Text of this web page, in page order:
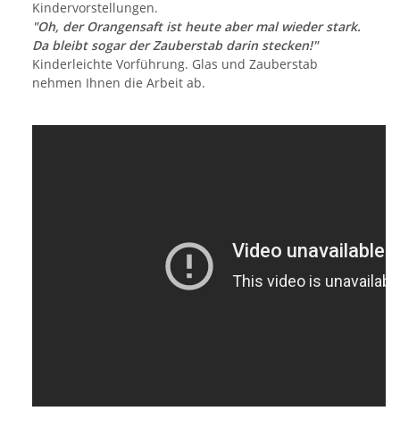
Kindervorstellungen.
"Oh, der Orangensaft ist heute aber mal wieder stark.
Da bleibt sogar der Zauberstab darin stecken!"
Kinderleichte Vorführung. Glas und Zauberstab
nehmen Ihnen die Arbeit ab.